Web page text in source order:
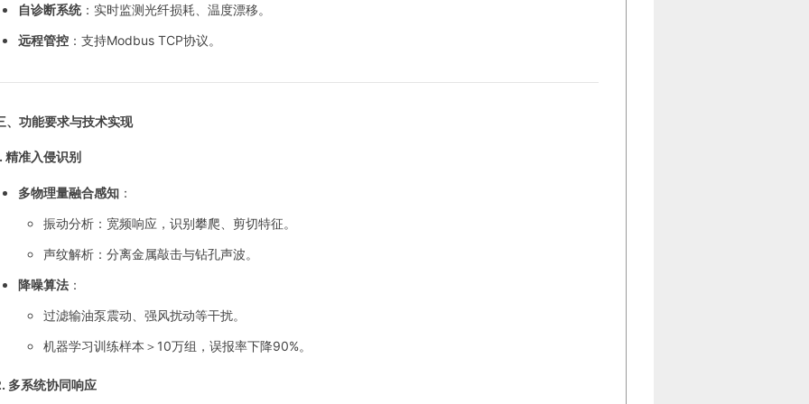
自诊断系统：实时监测光纤损耗、温度漂移。
远程管控 ：支持Modbus TCP协议。
、功能要求与技术实现
精准入侵识别
多物理量融合感知 ：
振动分析：宽频响应，识别攀爬、剪切特征。
声纹解析：分离金属敲击与钻孔声波。
降噪算法 ：
过滤输油泵震动、强风扰动等干扰。
机器学习训练样本＞10万组，误报率下降90%。
多系统协同响应